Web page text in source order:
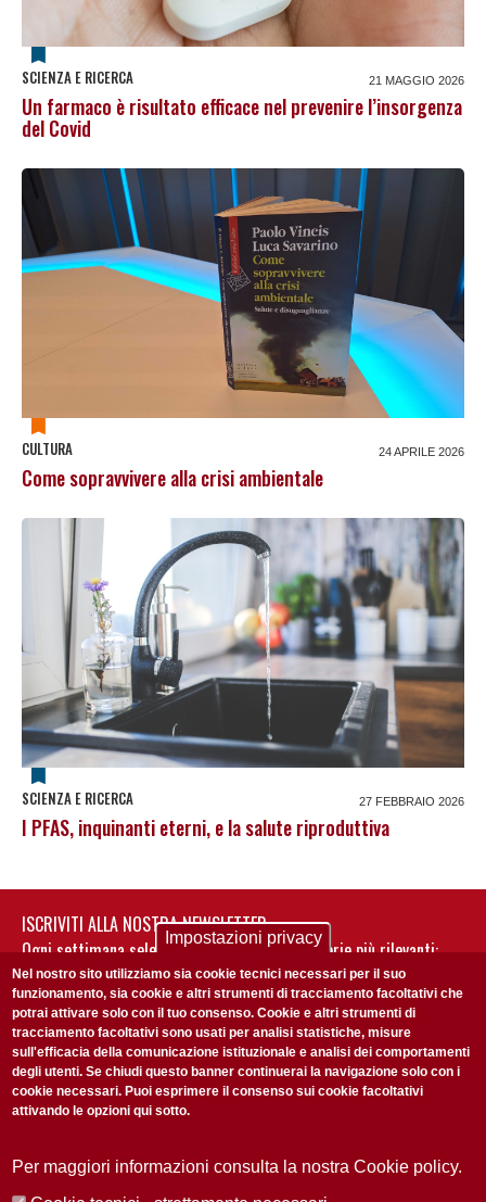
SCIENZA E RICERCA 21 MAGGIO 2026
Un farmaco è risultato efficace nel prevenire l’insorgenza
del Covid
CULTURA 24 APRILE 2026
Come sopravvivere alla crisi ambientale
SCIENZA E RICERCA 27 FEBBRAIO 2026
I PFAS, inquinanti eterni, e la salute riproduttiva
ISCRIVITI ALLA NOSTRA NEWSLETTER
Ogni settimana selezioniamo per te nostre storie più rilevanti:
non perderti gli aggiornamenti della nostra newsletter
Accetto laPrivacy Policy
Impostazioni privacy
Nel nostro sito utilizziamo sia cookie tecnici necessari per il suo
funzionamento, sia cookie e altri strumenti di tracciamento facoltativi che
potrai attivare solo con il tuo consenso. Cookie e altri strumenti di
tracciamento facoltativi sono usati per analisi statistiche, misure
sull'efficacia della comunicazione istituzionale e analisi dei comportamenti
degli utenti. Se chiudi questo banner continuerai la navigazione solo con i
cookie necessari. Puoi esprimere il consenso sui cookie facoltativi
attivando le opzioni qui sotto.
Per maggiori informazioni consulta la nostra Cookie policy.